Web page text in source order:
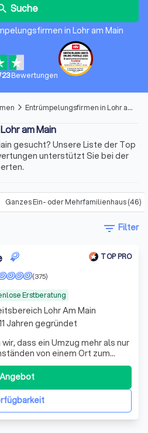
Suche
in Lohr am Main
Bewertungen
arrow_forward_ios Entrümpelungsfirmen in Lohr am Main
am Main
gesucht? Unsere Liste der Top
unterstützt Sie bei der
Ganzes Ein- oder Mehrfamilienhaus(46)
filter_list Filter
TOP PRO
Erstberatung
(375)
dass ein Umzug mehr als nur
von einem Ort zum
Schritt in Ihrem Leben,
in ein neues Zuhause oder durch
Wohnraums. Deshalb
Angebot
Lohr Am Main
Jahren gegründet